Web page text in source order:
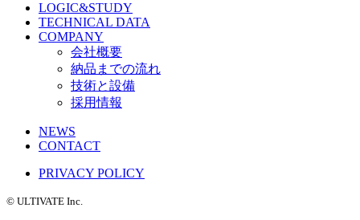
LOGIC&STUDY
TECHNICAL DATA
COMPANY
会社概要
納品までの流れ
技術と設備
採用情報
NEWS
CONTACT
PRIVACY POLICY
©️ ULTIVATE Inc.